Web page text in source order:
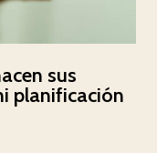
sus
planificación